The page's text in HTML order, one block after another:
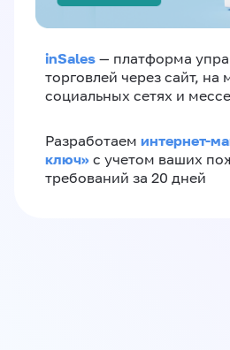
inSales — платформа
торговлей через сайт, на
социальных сетях и
Разработаем интернет-
ключ»‎ с учетом ваших
требований за 20 дней